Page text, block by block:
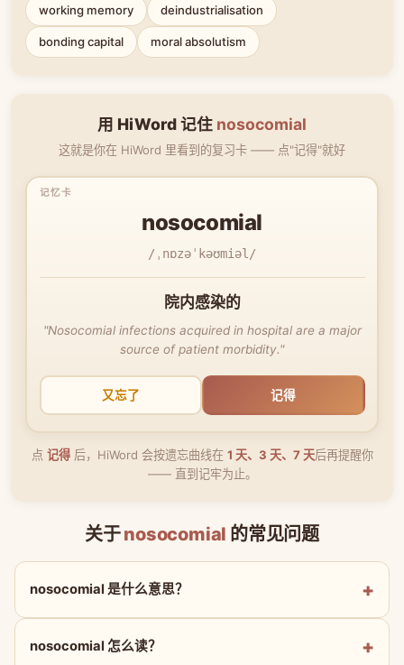
working memory deindustrialisation
bonding capital moral absolutism
用 HiWord 记住 nosocomial
这就是你在 HiWord 里看到的复习卡 —— 点"记得"就好
nosocomial
/ˌnɒzəˈkəʊmiəl/
院内感染的
"Nosocomial infections acquired in hospital are a major
source of patient morbidity."
又忘了 记得
点 记得后，HiWord 会按遗忘曲线在 1 天、3 天、7 天后再提醒你
—— 直到记牢为止。
关于nosocomial 的常见问题
nosocomial 是什么意思？
nosocomial 怎么读？